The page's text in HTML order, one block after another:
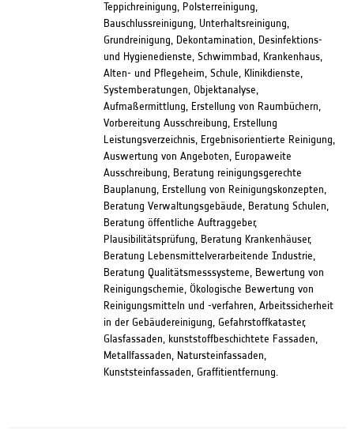
Teppichreinigung, Polsterreinigung,
Bauschlussreinigung, Unterhaltsreinigung,
Grundreinigung, Dekontamination, Desinfektions-
und Hygienedienste, Schwimmbad, Krankenhaus,
Alten- und Pflegeheim, Schule, Klinikdienste,
Systemberatungen, Objektanalyse,
Aufmaßermittlung, Erstellung von Raumbüchern,
Vorbereitung Ausschreibung, Erstellung
Leistungsverzeichnis, Ergebnisorientierte Reinigung,
Auswertung von Angeboten, Europaweite
Ausschreibung, Beratung reinigungsgerechte
Bauplanung, Erstellung von Reinigungskonzepten,
Beratung Verwaltungsgebäude, Beratung Schulen,
Beratung öffentliche Auftraggeber,
Plausibilitätsprüfung, Beratung Krankenhäuser,
Beratung Lebensmittelverarbeitende Industrie,
Beratung Qualitätsmesssysteme, Bewertung von
Reinigungschemie, Ökologische Bewertung von
Reinigungsmitteln und -verfahren, Arbeitssicherheit
in der Gebäudereinigung, Gefahrstoffkataster,
Glasfassaden, kunststoffbeschichtete Fassaden,
Metallfassaden, Natursteinfassaden,
Kunststeinfassaden, Graffitientfernung.